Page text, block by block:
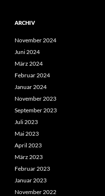
ARCHIV
November 2024
Juni 2024
März 2024
Februar 2024
Januar 2024
November 2023
September 2023
Juli 2023
Mai 2023
April 2023
März 2023
Februar 2023
Januar 2023
November 2022